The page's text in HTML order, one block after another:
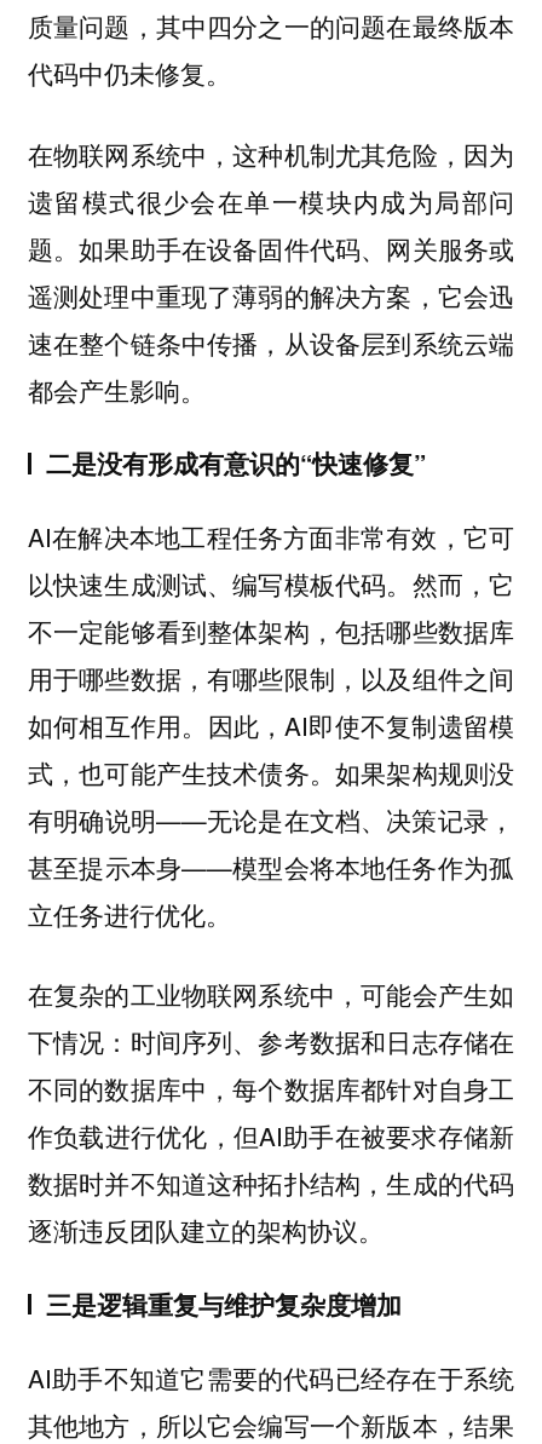
质量问题，其中四分之一的问题在最终版本
代码中仍未修复。
在物联网系统中，这种机制尤其危险，因为
遗留模式很少会在单一模块内成为局部问
题。如果助手在设备固件代码、网关服务或
遥测处理中重现了薄弱的解决方案，它会迅
速在整个链条中传播，从设备层到系统云端
都会产生影响。
二是没有形成有意识的“快速修复”
AI在解决本地工程任务方面非常有效，它可
以快速生成测试、编写模板代码。然而，它
不一定能够看到整体架构，包括哪些数据库
用于哪些数据，有哪些限制，以及组件之间
如何相互作用。因此，AI即使不复制遗留模
式，也可能产生技术债务。如果架构规则没
有明确说明——无论是在文档、决策记录，
甚至提示本身——模型会将本地任务作为孤
立任务进行优化。
在复杂的工业物联网系统中，可能会产生如
下情况：时间序列、参考数据和日志存储在
不同的数据库中，每个数据库都针对自身工
作负载进行优化，但AI助手在被要求存储新
数据时并不知道这种拓扑结构，生成的代码
逐渐违反团队建立的架构协议。
三是逻辑重复与维护复杂度增加
AI助手不知道它需要的代码已经存在于系统
其他地方，所以它会编写一个新版本，结果